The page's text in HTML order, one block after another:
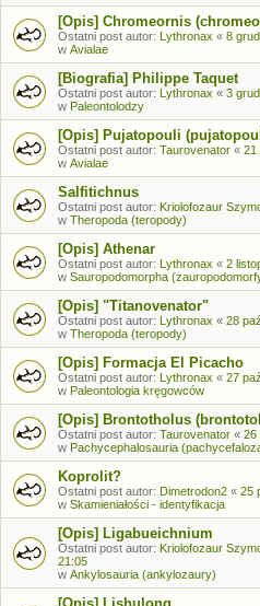
[Opis] Chromeornis
Ostatni post autor: Lythronax « 8
w Avialae
[Biografia] Philippe Taquet
Ostatni post autor: Lythronax « 3
w Paleontolodzy
[Opis] Pujatopouli
Ostatni post autor: Taurovenator « 21
w Avialae
Salfitichnus
Ostatni post autor: Kriolofozaur
w Theropoda (teropody)
[Opis] Athenar
Ostatni post autor: Lythronax « 2
w Sauropodomorpha
[Opis] "Titanovenator"
Ostatni post autor: Lythronax « 28
w Theropoda (teropody)
[Opis] Formacja El Picacho
Ostatni post autor: Lythronax « 27
w Paleontologia kręgowców
[Opis] Brontotholus
Ostatni post autor: Taurovenator « 26
w Pachycephalosauria
Koprolit?
Ostatni post autor: Dimetrodon2 « 25
w Skamieniałości - identyfikacja
[Opis] Ligabueichnium
Ostatni post autor: Kriolofozaur
21:05
w Ankylosauria (ankylozaury)
[Opis] Lishulong